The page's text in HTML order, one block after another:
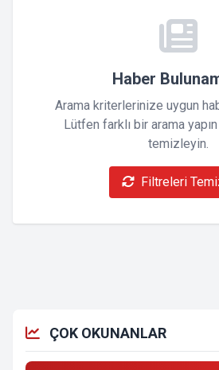
Haber
Arama kriterlerinize uygun
Lütfen farklı bir arama
temizleyin.
Filtreleri
ÇOK OKUNANLAR